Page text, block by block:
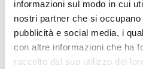
informazioni sul modo in cui
nostri partner che si
pubblicità e social media, i
con altre informazioni che ha
raccolto dal suo utilizzo dei